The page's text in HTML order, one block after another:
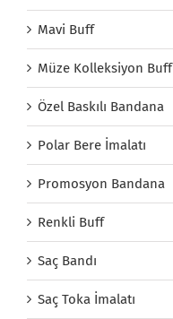
Mavi Buff
Müze Kolleksiyon Buff
Özel Baskılı Bandana
Polar Bere İmalatı
Promosyon Bandana
Renkli Buff
Saç Bandı
Saç Toka İmalatı